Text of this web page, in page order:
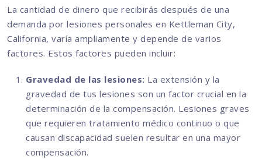
La cantidad de dinero que recibirás después de una
demanda por lesiones personales en Kettleman City,
California, varía ampliamente y depende de varios
factores. Estos factores pueden incluir:
Gravedad de las lesiones: La extensión y la
gravedad de tus lesiones son un factor crucial en la
determinación de la compensación. Lesiones graves
que requieren tratamiento médico continuo o que
causan discapacidad suelen resultar en una mayor
compensación.